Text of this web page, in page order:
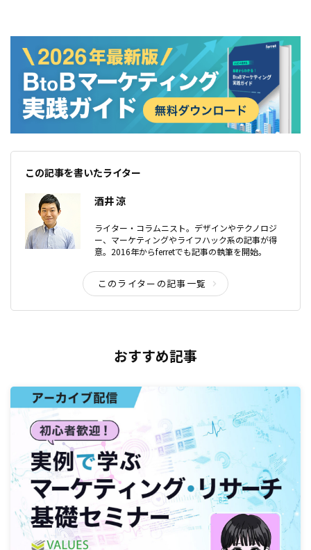
この記事を書いたライター
酒井 涼
ライター・コラムニスト。デザインやテクノロジ
ー、マーケティングやライフハック系の記事が得
意。2016年からferretでも記事の執筆を開始。
このライターの記事一覧
おすすめ記事